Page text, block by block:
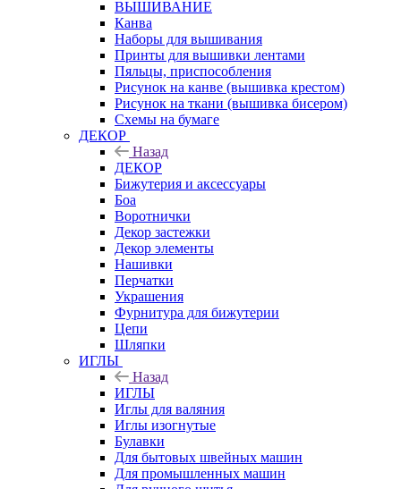
ВЫШИВАНИЕ
Канва
Наборы для вышивания
Принты для вышивки лентами
Пяльцы, приспособления
Рисунок на канве (вышивка крестом)
Рисунок на ткани (вышивка бисером)
Схемы на бумаге
ДЕКОР
Назад
ДЕКОР
Бижутерия и аксессуары
Боа
Воротнички
Декор застежки
Декор элементы
Нашивки
Перчатки
Украшения
Фурнитура для бижутерии
Цепи
Шляпки
ИГЛЫ
Назад
ИГЛЫ
Иглы для валяния
Иглы изогнутые
Булавки
Для бытовых швейных машин
Для промышленных машин